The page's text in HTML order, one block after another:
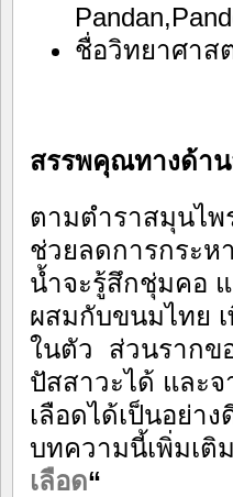
ชื่อวิทยาศาส
สรรพคุณทางด้าน
ตามตำราสมุนไพ
ช่วยลดการกระห
น้ำจะรู้สึกชุ่มคอ
ผสมกับขนมไทย
ในตัว ส่วนรากข
ปัสสาวะได้ และ
เลือดได้เป็นอย่า
บทความนี้เพิ่มเติ
เลือด“